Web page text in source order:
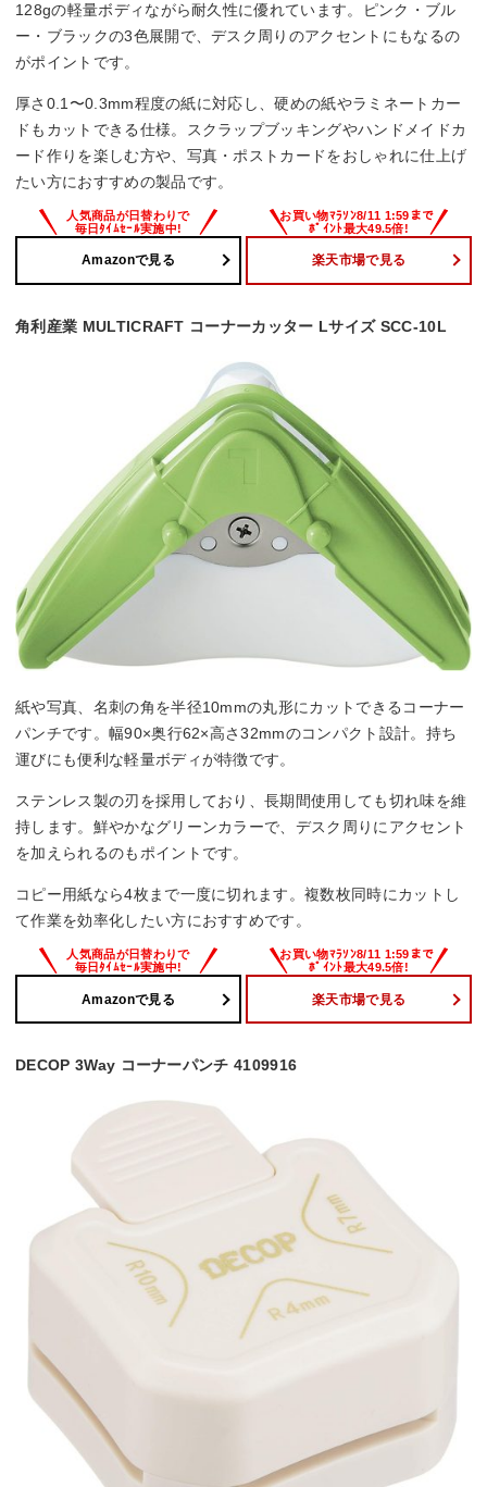
128gの軽量ボディながら耐久性に優れています。ピンク・ブル
ー・ブラックの3色展開で、デスク周りのアクセントにもなるの
がポイントです。
厚さ0.1〜0.3mm程度の紙に対応し、硬めの紙やラミネートカー
ドもカットできる仕様。スクラップブッキングやハンドメイドカ
ード作りを楽しむ方や、写真・ポストカードをおしゃれに仕上げ
たい方におすすめの製品です。
Amazonで見る 楽天市場で見る
角利産業 MULTICRAFT コーナーカッター Lサイズ SCC-10L
紙や写真、名刺の角を半径10mmの丸形にカットできるコーナー
パンチです。幅90×奥行62×高さ32mmのコンパクト設計。持ち
運びにも便利な軽量ボディが特徴です。
ステンレス製の刃を採用しており、長期間使用しても切れ味を維
持します。鮮やかなグリーンカラーで、デスク周りにアクセント
を加えられるのもポイントです。
コピー用紙なら4枚まで一度に切れます。複数枚同時にカットし
て作業を効率化したい方におすすめです。
Amazonで見る 楽天市場で見る
DECOP 3Way コーナーパンチ 4109916